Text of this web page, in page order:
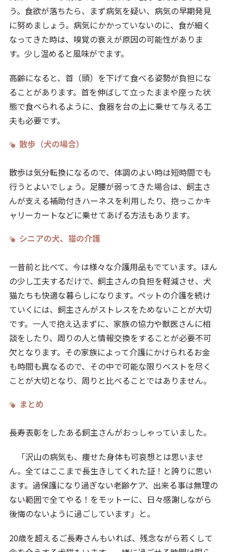
う。食欲が落ちたら、まず病気を疑い、病気の早期発見
に努めましょう。病気にかかっていないのに、食が細く
なってきた時は、嗅覚の衰えが原因の可能性がありま
す。少し温めると風味がでます。
高齢になると、首（頭）を下げて食べる姿勢が負担にな
ることがあります。首を伸ばして立ったままや座った状
態で食べられるように、食器を台の上に乗せて与える工
夫も必要です。
散歩（犬の場合）
散歩は気分転換になるので、体調のよい時は短時間でも
行うとよいでしょう。足腰が弱ってきた場合は、飼主さ
んが支える補助付きハーネスを利用したり、抱っこかキ
ャリーカートなどに乗せてあげる方法もあります。
シニアの犬、猫の介護
一昔前と比べて、今は様々な介護用品もでています。ほん
の少し工夫するだけで、飼主さんの負担を軽減させ、犬
猫たちも快適な暮らしになります。ペットの介護を続け
ていくには、飼主さんがストレスをためないことが大切
です。一人で抱え込まずに、家族の協力や獣医さんに相
談をしたり、周りの人と情報交換をすることが必要不可
欠となります。その家族によって介護にかけられるお金
も時間も異なるので、その中で可能な限りベストを尽く
ことが大切となり、周りと比べることではありません。
まとめ
長寿表彰をしたある飼主さんがおっしゃっていました。
「沢山の病気も、痩せた身体も可哀想とは思いませ
ん。全てはここまで長生きしてくれた証！と誇りに思い
ます。過保護になり過ぎない老齢ケア、出来る事は無理の
ない範囲で全てやる！をモットーに、日々感謝しながら
後悔のないように過ごしています」と。
20歳を超えるご長寿さんもいれば、残念ながら若くして